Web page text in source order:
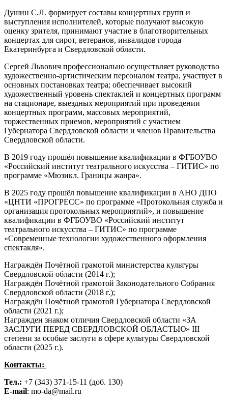
Душин С.Л. формирует составы концертных групп и
выступления исполнителей, которые получают высокую
оценку зрителя, принимают участие в благотворительных
концертах для сирот, ветеранов, инвалидов города
Екатеринбурга и Свердловской области.
Сергей Львович профессионально осуществляет руководство
художественно-артистическим персоналом театра, участвует в
основных постановках театра; обеспечивает высокий
художественный уровень спектаклей и концертных программ
на стационаре, выездных мероприятий при проведении
концертных программ, массовых мероприятий,
торжественных приемов, мероприятий с участием
Губернатора Свердловской области и членов Правительства
Свердловской области.
В 2019 году прошёл повышение квалификации в ФГБОУВО
«Российский институт театрального искусства – ГИТИС» по
программе «Мюзикл. Границы жанра».
В 2025 году прошёл повышение квалификации в АНО ДПО
«ЦНТИ «ПРОГРЕСС» по программе «Протокольная служба и
организация протокольных мероприятий», и повышение
квалификации в ФГБОУВО «Российский институт
театрального искусства – ГИТИС» по программе
«Современные технологии художественного оформления
спектакля».
Награждён Почётной грамотой министерства культуры
Свердловской области (2014 г.);
Награждён Почётной грамотой Законодательного Собрания
Свердловской области (2018 г.);
Награждён Почётной грамотой Губернатора Свердловской
области (2021 г.);
Награжден знаком отличия Свердловской области «ЗА
ЗАСЛУГИ ПЕРЕД СВЕРДЛОВСКОЙ ОБЛАСТЬЮ» III
степени за особые заслуги в сфере культуры Свердловской
области (2025 г.).
Контакты:
Тел.: +7 (343) 371-15-11 (доб. 130)
E-mail: mo-da@mail.ru